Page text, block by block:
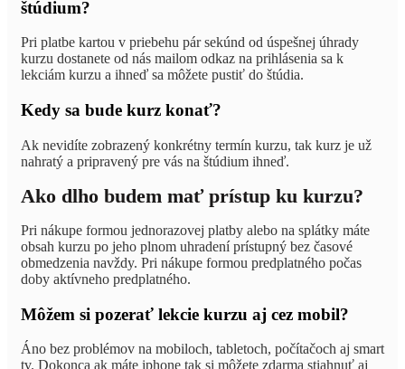
štúdium?
Pri platbe kartou v priebehu pár sekúnd od úspešnej úhrady
kurzu dostanete od nás mailom odkaz na prihlásenia sa k
lekciám kurzu a ihneď sa môžete pustiť do štúdia.
Kedy sa bude kurz konať?
Ak nevidíte zobrazený konkrétny termín kurzu, tak kurz je už
nahratý a pripravený pre vás na štúdium ihneď.
Ako dlho budem mať prístup ku kurzu?
Pri nákupe formou jednorazovej platby alebo na splátky máte
obsah kurzu po jeho plnom uhradení prístupný bez časové
obmedzenia navždy. Pri nákupe formou predplatného počas
doby aktívneho predplatného.
Môžem si pozerať lekcie kurzu aj cez mobil?
Áno bez problémov na mobiloch, tabletoch, počítačoch aj smart
tv. Dokonca ak máte iphone tak si môžete zdarma stiahnuť aj